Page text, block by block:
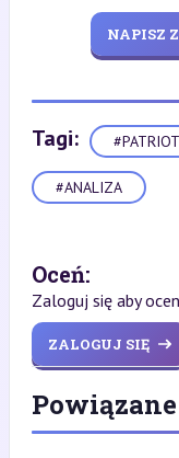
NAPISZ
Tagi:
#ANALIZA
Oceń:
Zaloguj się aby
ZALOGUJ SIĘ